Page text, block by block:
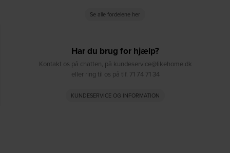
Se alle fordelene her
Har du brug for hjælp?
Kontakt os på chatten, på kundeservice@likehome.dk
eller ring til os på tlf. 71 74 71 34
KUNDESERVICE OG INFORMATION